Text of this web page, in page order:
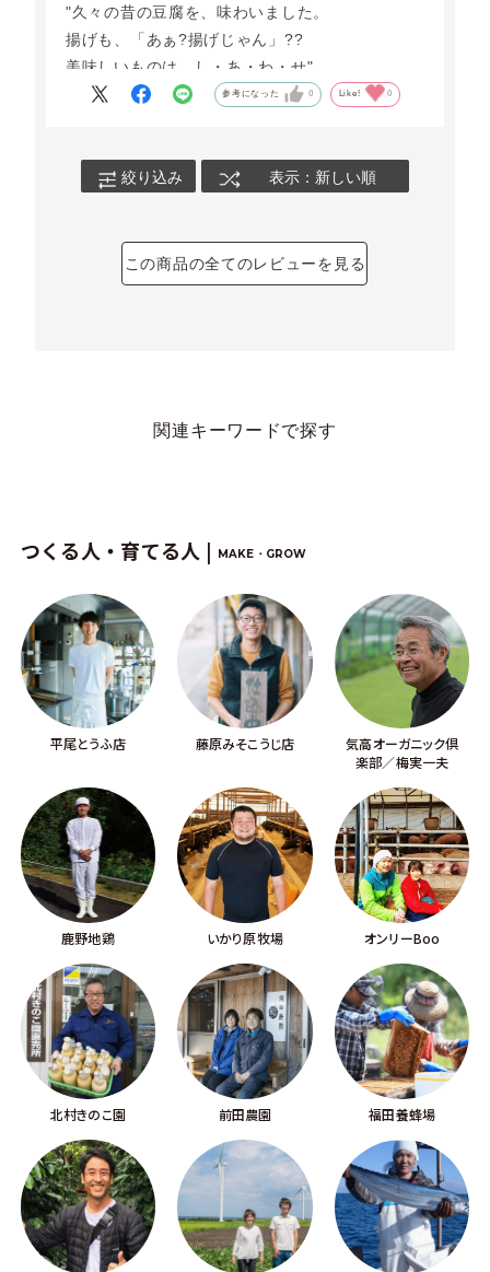
"久々の昔の豆腐を、味わいました。
揚げも、「あぁ?揚げじゃん」??
美味しいものは、し・あ・わ・せ"
参考になった 0 Like! 0
絞り込み 表示：新しい順
この商品の全てのレビューを見る
関連キーワードで探す
つくる人・育てる人 | MAKE・GROW
平尾とうふ店 藤原みそこうじ店
気高オーガニック倶
楽部／梅実一夫
鹿野地鶏 いかり原牧場 オンリーBoo
北村きのこ園 前田農園 福田養蜂場